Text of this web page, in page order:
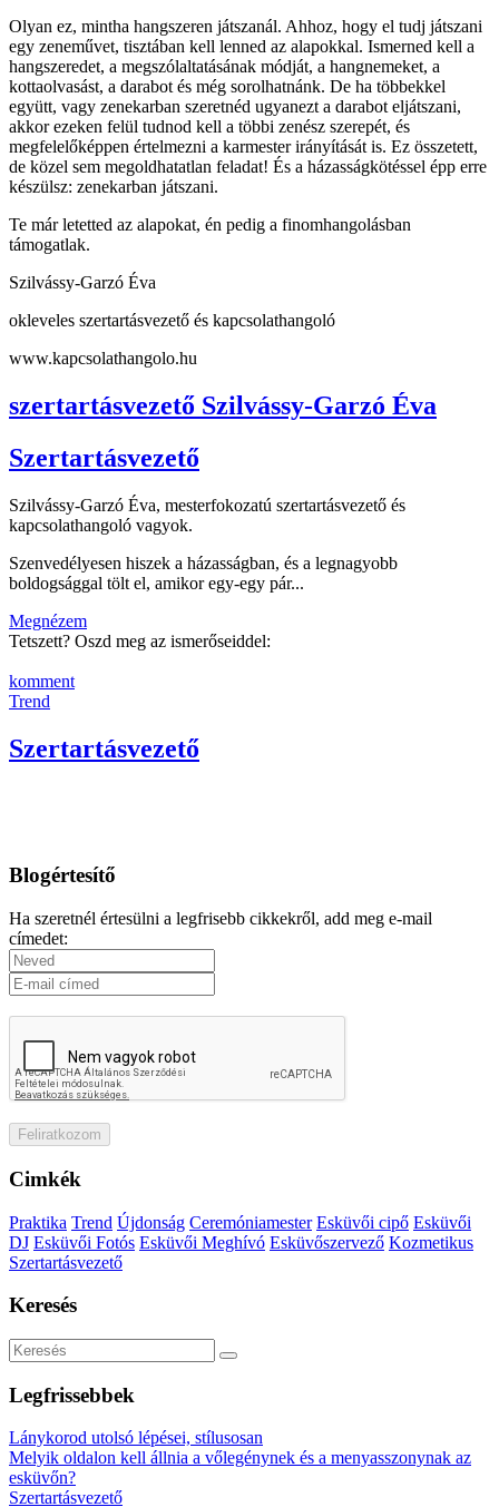
Olyan ez, mintha hangszeren játszanál. Ahhoz, hogy el tudj játszani
egy zeneművet, tisztában kell lenned az alapokkal. Ismerned kell a
hangszeredet, a megszólaltatásának módját, a hangnemeket, a
kottaolvasást, a darabot és még sorolhatnánk. De ha többekkel
együtt, vagy zenekarban szeretnéd ugyanezt a darabot eljátszani,
akkor ezeken felül tudnod kell a többi zenész szerepét, és
megfelelőképpen értelmezni a karmester irányítását is. Ez összetett,
de közel sem megoldhatatlan feladat! És a házasságkötéssel épp erre
készülsz: zenekarban játszani.
Te már letetted az alapokat, én pedig a finomhangolásban
támogatlak.
Szilvássy-Garzó Éva
okleveles szertartásvezető és kapcsolathangoló
www.kapcsolathangolo.hu
szertartásvezető Szilvássy-Garzó Éva
Szertartásvezető
Szilvássy-Garzó Éva, mesterfokozatú szertartásvezető és
kapcsolathangoló vagyok.
Szenvedélyesen hiszek a házasságban, és a legnagyobb
boldogsággal tölt el, amikor egy-egy pár...
Megnézem
Tetszett? Oszd meg az ismerőseiddel:
komment
Trend
Szertartásvezető
Blogértesítő
Ha szeretnél értesülni a legfrisebb cikkekről, add meg e-mail
címedet:
Cimkék
Praktika Trend Újdonság Ceremóniamester Esküvői cipő Esküvői
DJ Esküvői Fotós Esküvői Meghívó Esküvőszervező Kozmetikus
Szertartásvezető
Keresés
Legfrissebbek
Lánykorod utolsó lépései, stílusosan
Melyik oldalon kell állnia a vőlegénynek és a menyasszonynak az
esküvőn?
Szertartásvezető